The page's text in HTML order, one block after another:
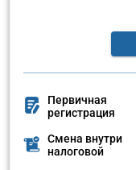
Первичная
регистрация
Смена внутри
налоговой